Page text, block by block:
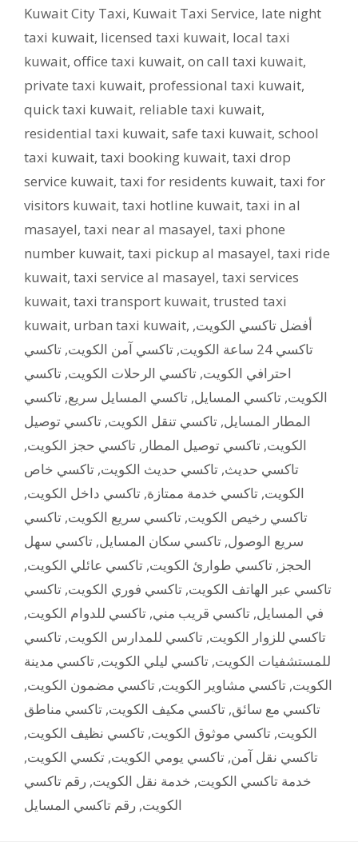
Kuwait City Taxi, Kuwait Taxi Service, late night
taxi kuwait, licensed taxi kuwait, local taxi
kuwait, office taxi kuwait, on call taxi kuwait,
private taxi kuwait, professional taxi kuwait,
quick taxi kuwait, reliable taxi kuwait,
residential taxi kuwait, safe taxi kuwait, school
taxi kuwait, taxi booking kuwait, taxi drop
service kuwait, taxi for residents kuwait, taxi for
visitors kuwait, taxi hotline kuwait, taxi in al
masayel, taxi near al masayel, taxi phone
number kuwait, taxi pickup al masayel, taxi ride
kuwait, taxi service al masayel, taxi services
kuwait, taxi transport kuwait, trusted taxi
kuwait, urban taxi kuwait, أفضل تاكسي الكويت,
تاكسي 24 ساعة الكويت
, تاكسي آمن الكويت, تاكسي
احترافي الكويت, تاكسي الرحلات الكويت, تاكسي
الكويت, تاكسي المسايل, تاكسي المسايل سريع, تاكسي
المطار المسايل, تاكسي تنقل الكويت, تاكسي توصيل
الكويت, تاكسي توصيل المطار , تاكسي حجز الكويت,
تاكسي حديث, تاكسي حديث الكويت, تاكسي خاص
الكويت, تاكسي خدمة ممتازة, تاكسي داخل الكويت,
تاكسي رخيص الكويت, تاكسي سريع الكويت, تاكسي
سريع الوصول, تاكسي سكان المسايل, تاكسي سهل
الحجز , تاكسي طوارئ الكويت, تاكسي عائلي الكويت,
تاكسي عبر الهاتف الكويت, تاكسي فوري الكويت, تاكسي
في المسايل, تاكسي قريب مني, تاكسي للدوام الكويت,
تاكسي للزوار الكويت, تاكسي للمدارس الكويت, تاكسي
للمستشفيات الكويت, تاكسي ليلي الكويت, تاكسي مدينة
الكويت, تاكسي مشاوير الكويت, تاكسي مضمون الكويت,
تاكسي مع سائق, تاكسي مكيف الكويت, تاكسي مناطق
الكويت, تاكسي موثوق الكويت, تاكسي نظيف الكويت,
تاكسي نقل آمن, تاكسي يومي الكويت, تكسي الكويت,
خدمة تاكسي الكويت, خدمة نقل الكويت, رقم تاكسي
الكويت, رقم تاكسي المسايل